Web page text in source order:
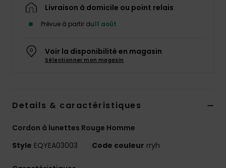
Livraison à domicile ou point relais
Prévue à partir du11 août
Voir la disponibilité en magasin
Sélectionner mon magasin
Details & caractéristiques
Cordon à lunettes Rouge Homme
Style EQYEA03003 Code couleur rryh